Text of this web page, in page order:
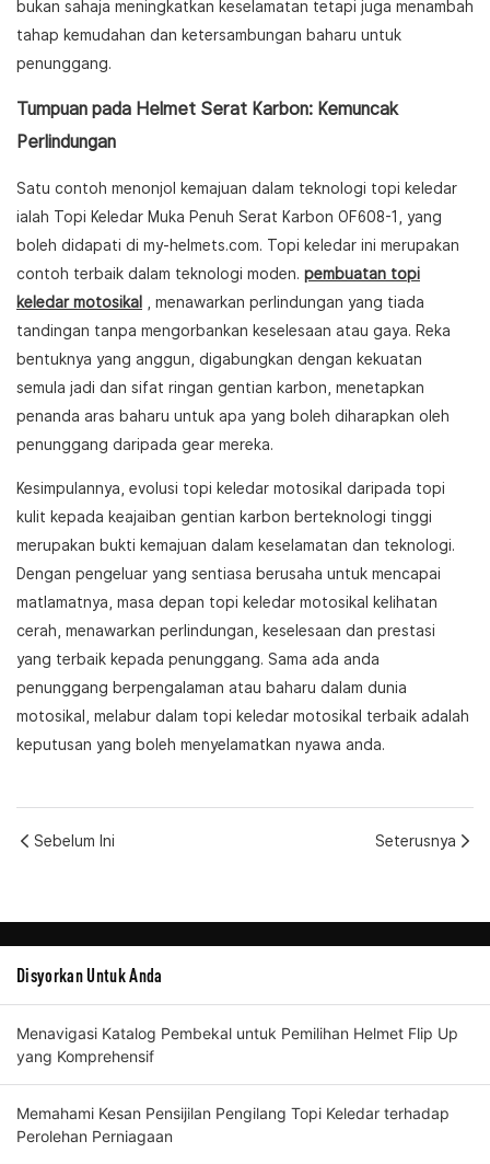
bukan sahaja meningkatkan keselamatan tetapi juga menambah
tahap kemudahan dan ketersambungan baharu untuk
penunggang.
Tumpuan pada Helmet Serat Karbon: Kemuncak
Perlindungan
Satu contoh menonjol kemajuan dalam teknologi topi keledar
ialah Topi Keledar Muka Penuh Serat Karbon OF608-1, yang
boleh didapati di my-helmets.com. Topi keledar ini merupakan
contoh terbaik dalam teknologi moden. pembuatan topi
keledar motosikal , menawarkan perlindungan yang tiada
tandingan tanpa mengorbankan keselesaan atau gaya. Reka
bentuknya yang anggun, digabungkan dengan kekuatan
semula jadi dan sifat ringan gentian karbon, menetapkan
penanda aras baharu untuk apa yang boleh diharapkan oleh
penunggang daripada gear mereka.
Kesimpulannya, evolusi topi keledar motosikal daripada topi
kulit kepada keajaiban gentian karbon berteknologi tinggi
merupakan bukti kemajuan dalam keselamatan dan teknologi.
Dengan pengeluar yang sentiasa berusaha untuk mencapai
matlamatnya, masa depan topi keledar motosikal kelihatan
cerah, menawarkan perlindungan, keselesaan dan prestasi
yang terbaik kepada penunggang. Sama ada anda
penunggang berpengalaman atau baharu dalam dunia
motosikal, melabur dalam topi keledar motosikal terbaik adalah
keputusan yang boleh menyelamatkan nyawa anda.
Sebelum Ini Seterusnya
Disyorkan Untuk Anda
Menavigasi Katalog Pembekal untuk Pemilihan Helmet Flip Up
yang Komprehensif
Memahami Kesan Pensijilan Pengilang Topi Keledar terhadap
Perolehan Perniagaan